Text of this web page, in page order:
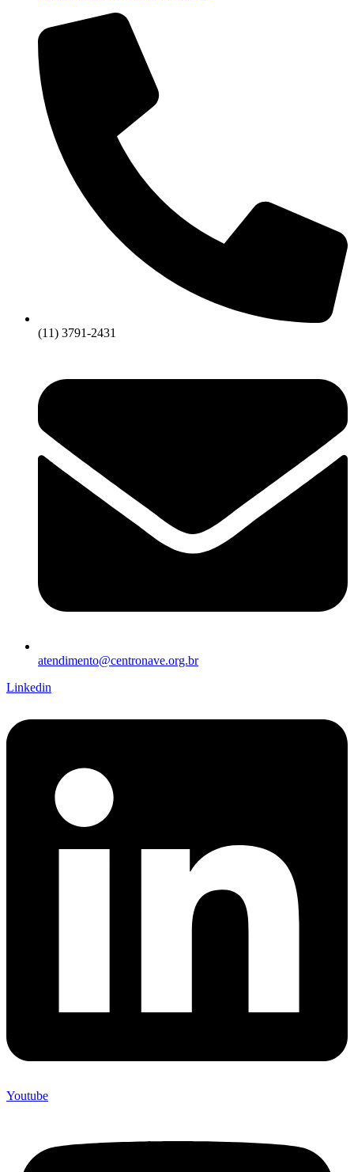
(11) 3791-2431
atendimento@centronave.org.br
Linkedin
Youtube